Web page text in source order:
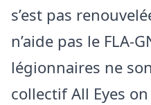
s’est pas
n’aide pas le FLA-
légionnaires ne
collectif All Eyes on